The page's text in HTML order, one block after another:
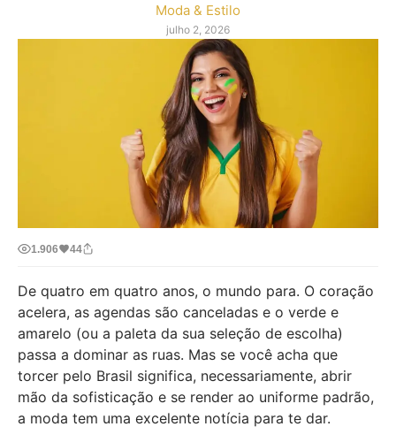
Moda & Estilo
julho 2, 2026
1.906 44
De quatro em quatro anos, o mundo para. O coração
acelera, as agendas são canceladas e o verde e
amarelo (ou a paleta da sua seleção de escolha)
passa a dominar as ruas. Mas se você acha que
torcer pelo Brasil significa, necessariamente, abrir
mão da sofisticação e se render ao uniforme padrão,
a moda tem uma excelente notícia para te dar.